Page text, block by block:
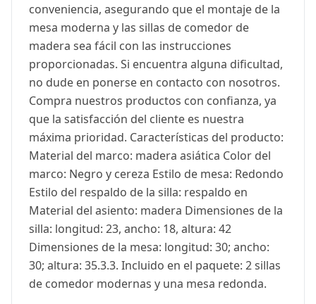
conveniencia, asegurando que el montaje de la
mesa moderna y las sillas de comedor de
madera sea fácil con las instrucciones
proporcionadas. Si encuentra alguna dificultad,
no dude en ponerse en contacto con nosotros.
Compra nuestros productos con confianza, ya
que la satisfacción del cliente es nuestra
máxima prioridad. Características del producto:
Material del marco: madera asiática Color del
marco: Negro y cereza Estilo de mesa: Redondo
Estilo del respaldo de la silla: respaldo en
Material del asiento: madera Dimensiones de la
silla: longitud: 23, ancho: 18, altura: 42
Dimensiones de la mesa: longitud: 30; ancho:
30; altura: 35.3.3. Incluido en el paquete: 2 sillas
de comedor modernas y una mesa redonda.